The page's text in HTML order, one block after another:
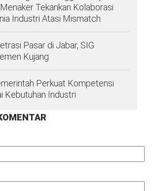
Tekankan Kolaborasi
Industri Atasi Mismatch
Pasar di Jabar, SIG
Kujang
Perkuat Kompetensi
Kebutuhan Industri